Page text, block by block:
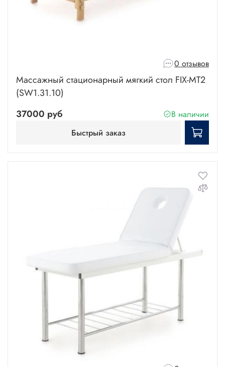
0 отзывов
Массажный стационарный мягкий стол FIX-MT2
(SW1.31.10)
37000 руб
В наличии
Быстрый заказ